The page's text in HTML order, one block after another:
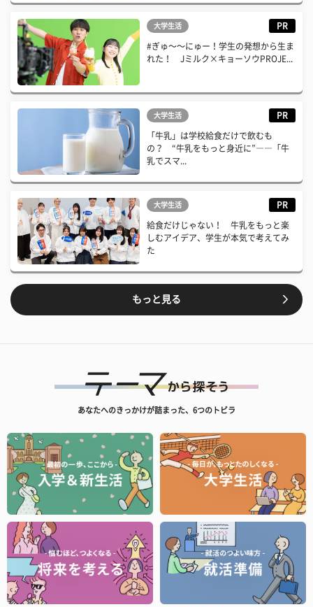
大学生活 PR
#ぎゅ〜〜にゅー！学生の発想から生ま
れた！ Jミルク×キョーソウPROJE...
大学生活 PR
「牛乳」は学校給食だけで飲むも
の？ “牛乳をもっと身近に”――「牛
乳でスマ...
大学生活 PR
給食だけじゃない！ 牛乳をもっと楽
しむアイデア、学生が本気で考えてみ
た
もっと見る
あなたへのきっかけが詰まった、6つのトビラ